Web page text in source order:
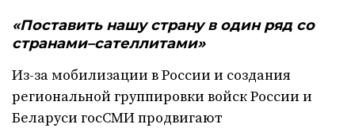
«Поставить нашу страну в один ряд со
странами–сателлитами»
Из-за мобилизации в России и создания
региональной группировки войск России и
Беларуси госСМИ продвигают